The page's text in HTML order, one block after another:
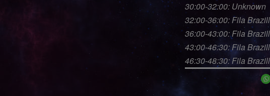
30:00-32:00: Unknown
32:00-36:00: Fila
36:00-43:00: Fila
43:00-46:30: Fila
46:30-48:30: Fila